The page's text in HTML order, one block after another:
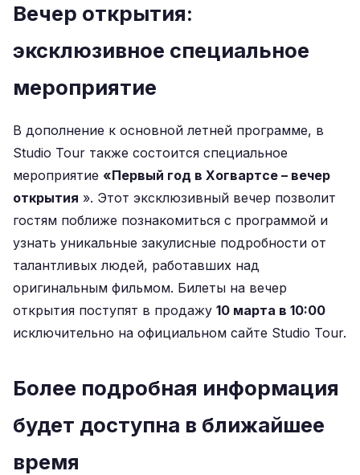
Вечер открытия:
эксклюзивное специальное
мероприятие
В дополнение к основной летней программе, в
Studio Tour также состоится специальное
мероприятие «Первый год в Хогвартсе – вечер
открытия ». Этот эксклюзивный вечер позволит
гостям поближе познакомиться с программой и
узнать уникальные закулисные подробности от
талантливых людей, работавших над
оригинальным фильмом. Билеты на вечер
открытия поступят в продажу 10 марта в 10:00
исключительно на официальном сайте Studio Tour.
Более подробная информация
будет доступна в ближайшее
время